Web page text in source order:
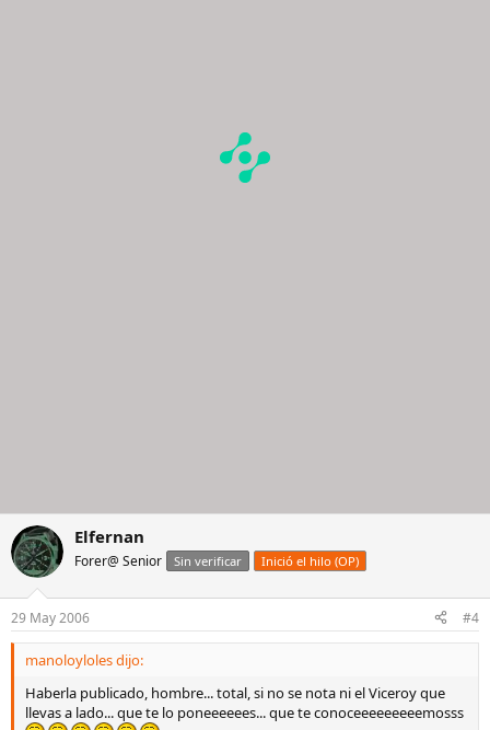
Elfernan
Forer@ Senior Sin verificar Inició el hilo (OP)
29 May 2006 #4
manoloyloles dijo:
Haberla publicado, hombre... total, si no se nota ni el Viceroy que
llevas a lado... que te lo poneeeeees... que te conoceeeeeeeeemosss